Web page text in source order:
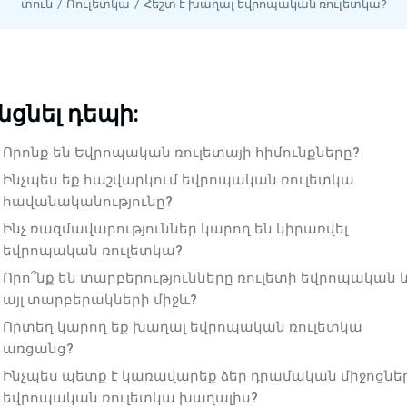
տուն Ռուլետկա Հեշտ է խաղալ եվրոպական ռուլետկա?
դեպի:
Որոնք են Եվրոպական ռուլետայի հիմունքները?
Ինչպես եք հաշվարկում եվրոպական ռուլետկա
հավանականությունը?
Ինչ ռազմավարություններ կարող են կիրառվել
եվրոպական ռուլետկա?
Որո՞նք են տարբերությունները ռուլետի եվրոպական
այլ տարբերակների միջև?
Որտեղ կարող եք խաղալ եվրոպական ռուլետկա
առցանց?
Ինչպես պետք է կառավարեք ձեր դրամական
եվրոպական ռուլետկա խաղալիս?